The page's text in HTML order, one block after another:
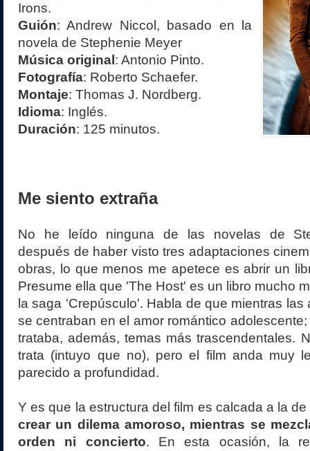
Irons.
Guión: Andrew Niccol, basado en la
novela de Stephenie Meyer
Música original : Antonio Pinto.
Fotografía: Roberto Schaefer.
Montaje: Thomas J. Nordberg.
Idioma: Inglés.
Duración: 125 minutos.
Me siento extraña
No he leído ninguna de las novelas de
después de haber visto tres adaptaciones
obras, lo que menos me apetece es abrir un
Presume ella que 'The Host' es un libro mucho
la saga 'Crepúsculo'. Habla de que mientras las
se centraban en el amor romántico
trataba, además, temas más trascendentales.
trata (intuyo que no), pero el film anda muy
parecido a profundidad.
Y es que la estructura del film es calcada a la
crear un dilema amoroso, mientras se
orden ni concierto. En esta ocasión, la